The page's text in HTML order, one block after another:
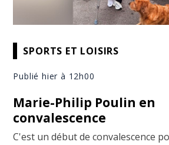
SPORTS ET LOISIRS
Publié hier à 12h00
Marie-Philip Poulin en
convalescence
C'est un début de convalescence